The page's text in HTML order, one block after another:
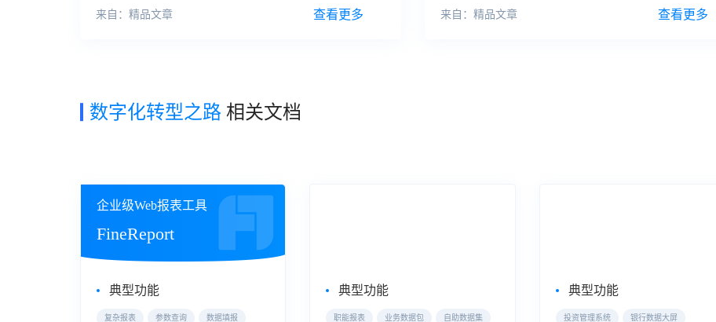
的大势所趋。
来自：精品文章 查看更多
化浪潮。
来自：精品文章 查看更多
数字化转型之路 相关文档
企业级Web报表工具
FineReport
典型功能
复杂报表 参数查询 数据填报
典型功能
职能报表 业务数据包 自助数据集
典型功能
投资管理系统 银行数据大屏